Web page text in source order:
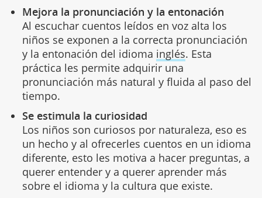
Mejora la pronunciación y la entonación
Al escuchar cuentos leídos en voz alta los
niños se exponen a la correcta pronunciación
y la entonación del idioma inglés. Esta
práctica les permite adquirir una
pronunciación más natural y fluida al paso del
tiempo.
Se estimula la curiosidad
Los niños son curiosos por naturaleza, eso es
un hecho y al ofrecerles cuentos en un idioma
diferente, esto les motiva a hacer preguntas, a
querer entender y a querer aprender más
sobre el idioma y la cultura que existe.